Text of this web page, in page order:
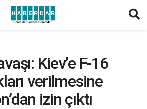
Kiev’e F-16
verilmesine
izin çıktı